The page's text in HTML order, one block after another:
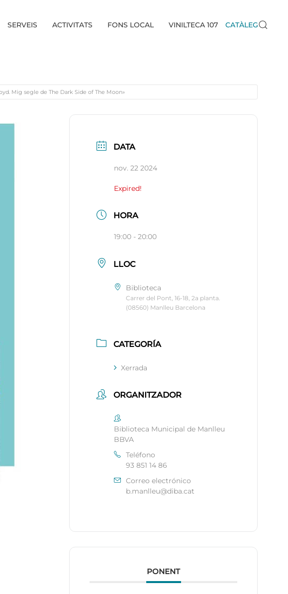
SERVEIS ACTIVITATS FONS LOCAL VINILTECA 107 CATÀLEG
Mig segle de The Dark Side of The Moon»
DATA
nov. 22 2024
Expired!
HORA
19:00 - 20:00
LLOC
Biblioteca
Carrer del Pont, 16-18, 2a planta.
(08560) Manlleu Barcelona
CATEGORÍA
Xerrada
ORGANITZADOR
Biblioteca Municipal de Manlleu
BBVA
Teléfono
93 851 14 86
Correo electrónico
b.manlleu@diba.cat
PONENT